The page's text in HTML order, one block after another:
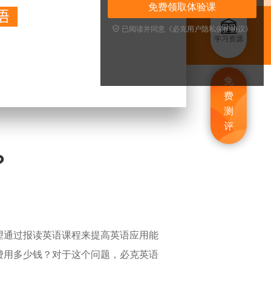

学习资源
免
费
测
评
 已阅读并同意《必克用户隐私保护协议》
过报读英语课程来提高英语应用能
多少钱？对于这个问题，必克英语